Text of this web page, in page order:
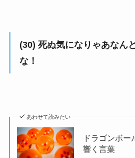
(30) 死ぬ気になりゃあなん
な！
あわせて読みたい
ドラゴンボー
響く言葉